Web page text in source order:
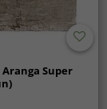
Super